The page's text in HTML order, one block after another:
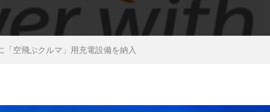
「空飛ぶクルマ」用充電設備を納入